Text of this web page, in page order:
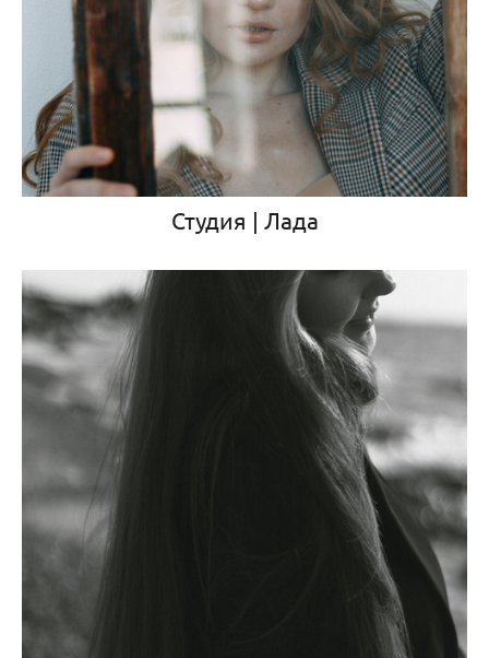
Студия | Лада